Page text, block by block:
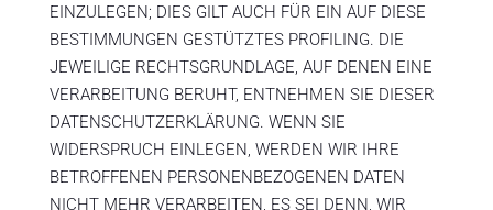
EINZULEGEN; DIES GILT AUCH FÜR EIN AUF DIESE
BESTIMMUNGEN GESTÜTZTES PROFILING. DIE
JEWEILIGE RECHTSGRUNDLAGE, AUF DENEN EINE
VERARBEITUNG BERUHT, ENTNEHMEN SIE DIESER
DATENSCHUTZERKLÄRUNG. WENN SIE
WIDERSPRUCH EINLEGEN, WERDEN WIR IHRE
BETROFFENEN PERSONENBEZOGENEN DATEN
NICHT MEHR VERARBEITEN, ES SEI DENN, WIR